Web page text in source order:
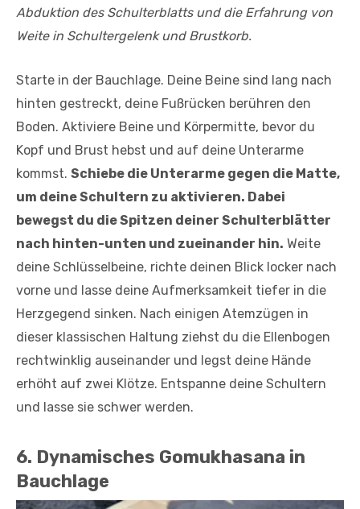
Abduktion des Schulterblatts und die Erfahrung von
Weite in Schultergelenk und Brustkorb.
Starte in der Bauchlage. Deine Beine sind lang nach
hinten ge­streckt, deine Fußrücken berühren den
Boden. Aktiviere Bei­ne und Körpermitte, bevor du
Kopf und Brust hebst und auf deine Unterarme
kommst. Schiebe die Unterarme gegen die Matte,
um deine Schultern zu aktivieren. Dabei
bewegst du die Spitzen deiner Schulterblätter
nach hinten-­unten und zueinan­der hin. Weite
deine Schlüsselbeine, richte deinen Blick locker nach
vorne und lasse deine Aufmerksamkeit tiefer in die
Herz­gegend sinken. Nach einigen Atemzügen in
dieser klassischen Haltung ziehst du die Ellenbogen
rechtwinklig auseinander und legst deine Hände
erhöht auf zwei Klötze. Entspanne deine Schultern
und lasse sie schwer werden.
6. Dynamisches Gomukhasana in
Bauchlage